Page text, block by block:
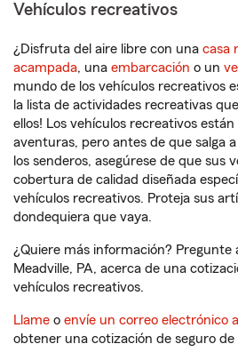
Vehículos recreativos
¿Disfruta del aire libre con una casa
acampada, una embarcación o un
mundo de los vehículos recreativos
la lista de actividades recreativas
ellos! Los vehículos recreativos
aventuras, pero antes de que salga
los senderos, asegúrese de que sus
cobertura de calidad diseñada
vehículos recreativos. Proteja sus
dondequiera que vaya.
¿Quiere más información? Pregunte
Meadville, PA, acerca de una
vehículos recreativos.
Llame o envíe un correo electrónico
obtener una cotización de seguro